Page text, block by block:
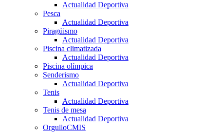
Actualidad Deportiva
Pesca
Actualidad Deportiva
Piragüismo
Actualidad Deportiva
Piscina climatizada
Actualidad Deportiva
Piscina olímpica
Senderismo
Actualidad Deportiva
Tenis
Actualidad Deportiva
Tenis de mesa
Actualidad Deportiva
OrgulloCMIS